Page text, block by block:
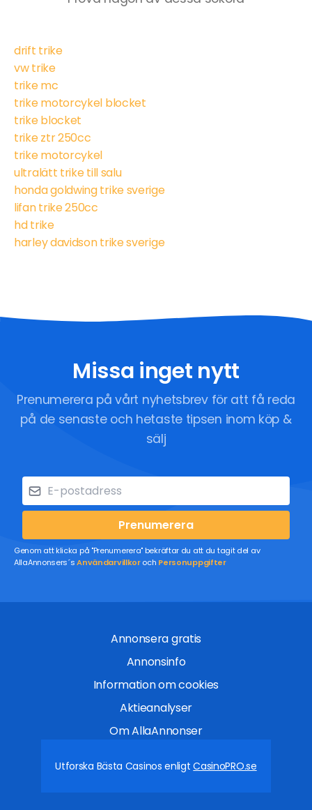
drift trike
vw trike
trike mc
trike motorcykel blocket
trike blocket
trike ztr 250cc
trike motorcykel
ultralätt trike till salu
honda goldwing trike sverige
lifan trike 250cc
hd trike
harley davidson trike sverige
Missa inget nytt
Prenumerera på vårt nyhetsbrev för att få reda
på de senaste och hetaste tipsen inom köp &
sälj
Prenumerera
Genom att klicka på "Prenumerera" bekräftar du att du tagit del av
AllaAnnonsers´sAnvändarvillkoroch Personuppgifter
Annonsera gratis
Annonsinfo
Information om cookies
Aktieanalyser
Om AllaAnnonser
Utforska Bästa Casinos enligtCasinoPRO.se